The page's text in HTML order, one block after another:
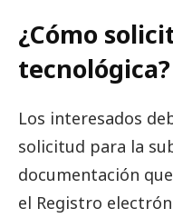
¿Cómo
tecnológica?
Los interesados
solicitud para la
documentación
el Registro